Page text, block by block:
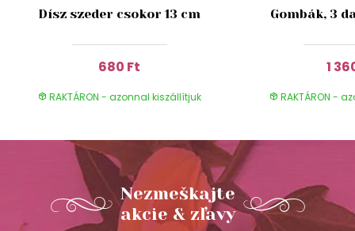
Dísz szeder csokor 13 cm
680 Ft
RAKTÁRON - azonnal kiszállítjuk
Gombák, 3
1
RAKTÁRON -
Nezmeškajte
akcie & zľavy